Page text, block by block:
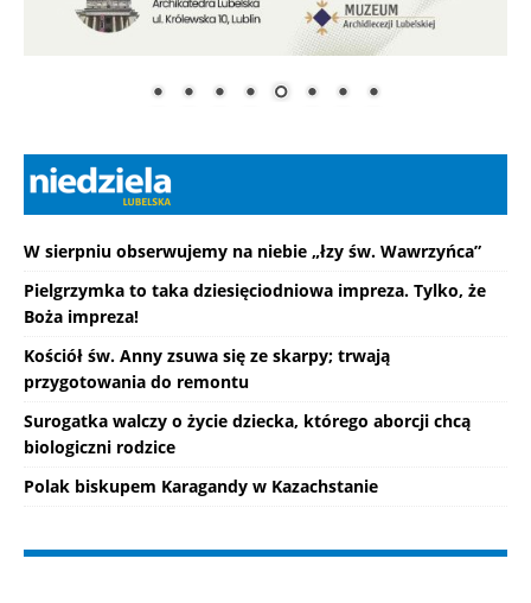
W sierpniu obserwujemy na niebie „łzy św. Wawrzyńca”
Pielgrzymka to taka dziesięciodniowa impreza. Tylko, że
Boża impreza!
Kościół św. Anny zsuwa się ze skarpy; trwają
przygotowania do remontu
Surogatka walczy o życie dziecka, którego aborcji chcą
biologiczni rodzice
Polak biskupem Karagandy w Kazachstanie